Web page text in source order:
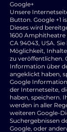
Google+
Unsere
Button. Google +1
Dieses wird
1600
CA 94043, USA.
Möglichkeit,
zu veröffentlichen.
Information über
angeklickt haben,
Google
der Internetseite,
haben, speichern.
werden in aller
weiteren Google-
Suchergebnissen
Google, oder